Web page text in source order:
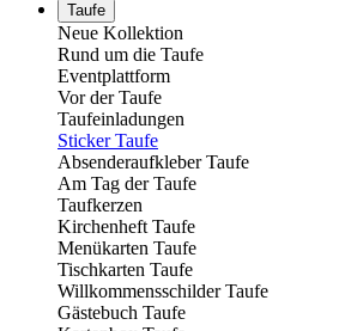
Taufe
Neue Kollektion
Rund um die Taufe
Eventplattform
Vor der Taufe
Taufeinladungen
Sticker Taufe
Absenderaufkleber Taufe
Am Tag der Taufe
Taufkerzen
Kirchenheft Taufe
Menükarten Taufe
Tischkarten Taufe
Willkommensschilder Taufe
Gästebuch Taufe